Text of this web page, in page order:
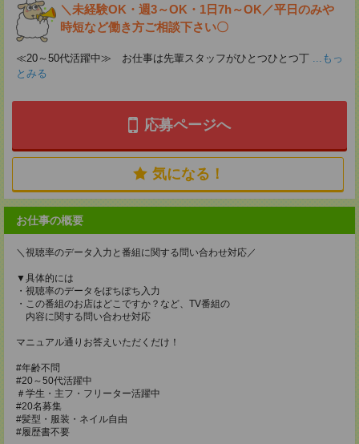
＼未経験OK・週3～OK・1日7h～OK／平日のみや
時短など働き方ご相談下さい〇
≪20～50代活躍中≫ お仕事は先輩スタッフがひとつひとつ丁 ...もっ
とみる
応募ページへ
気になる！
お仕事の概要
＼視聴率のデータ入力と番組に関する問い合わせ対応／
▼具体的には
・視聴率のデータをぽちぽち入力
・この番組のお店はどこですか？など、TV番組の
内容に関する問い合わせ対応
マニュアル通りお答えいただくだけ！
#年齢不問
#20～50代活躍中
＃学生・主フ・フリーター活躍中
#20名募集
#髪型・服装・ネイル自由
#履歴書不要